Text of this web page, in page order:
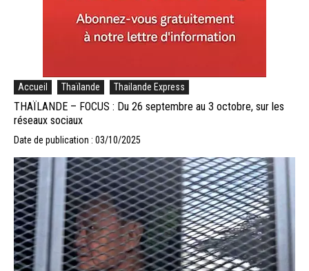
Accueil Thaïlande Thailande Express
THAÏLANDE – FOCUS : Du 26 septembre au 3 octobre, sur les
réseaux sociaux
Date de publication : 03/10/2025